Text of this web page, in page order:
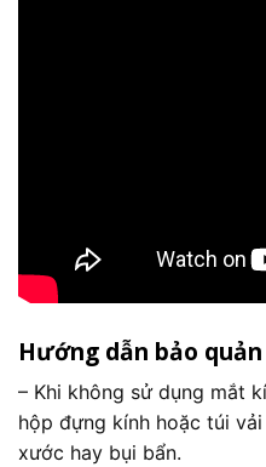
Hướng dẫn bảo
– Khi không sử dụng mắt
hộp đựng kính hoặc túi
xước hay bụi bẩn.